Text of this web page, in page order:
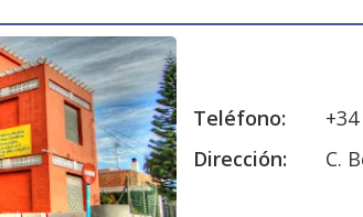
Teléfono:
Dirección:
C.